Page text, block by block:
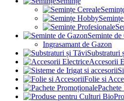
Seminte de
Ingrasamant de Gazon
Substraturi
Accesorii
Folie si